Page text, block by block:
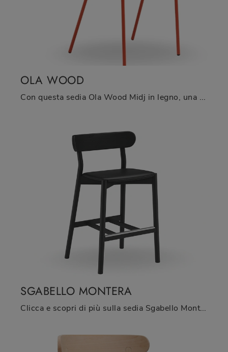
OLA WOOD
Con questa sedia Ola Wood Midj in legno, una tra le nostre sedute fisse design, potrai impreziosire i tuoi locali.
SGABELLO MONTERA
Clicca e scopri di più sulla sedia Sgabello Montera di Midj in legno: le più belle Sedie sgabelli moderne ti aspettano.